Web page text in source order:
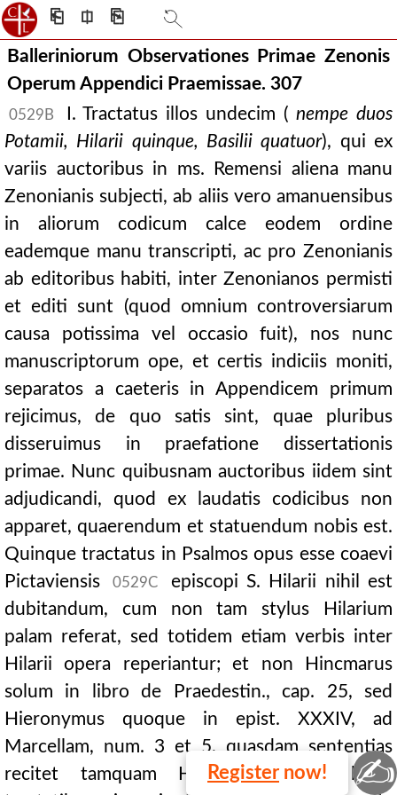
⎗ ⎅ ⎘
Balleriniorum Observationes Primae Zenonis
Operum Appendici Praemissae. 307
0529B I. Tractatus illos undecim (nempe duos
Potamii, Hilarii quinque, Basilii quatuor), qui ex
variis auctoribus in ms. Remensi aliena manu
Zenonianis subjecti, ab aliis vero amanuensibus
in aliorum codicum calce eodem ordine
eademque manu transcripti, ac pro Zenonianis
ab editoribus habiti, inter Zenonianos permisti
et editi sunt (quod omnium controversiarum
causa potissima vel occasio fuit), nos nunc
manuscriptorum ope, et certis indiciis moniti,
separatos a caeteris in Appendicem primum
rejicimus, de quo satis sint, quae pluribus
disseruimus in praefatione dissertationis
primae. Nunc quibusnam auctoribus iidem sint
adjudicandi, quod ex laudatis codicibus non
apparet, quaerendum et statuendum nobis est.
Quinque tractatus in Psalmos opus esse coaevi
Pictaviensis
0529C
episcopi S. Hilarii nihil est
dubitandum, cum non tam stylus Hilarium
palam referat, sed totidem etiam verbis inter
Hilarii opera reperiantur; et non Hincmarus
solum in libro de Praedestin., cap. 25, sed
Hieronymus quoque in epist. XXXIV, ad
Marcellam, num. 3 et 5, quasdam sententias
recitet tamquam Hilarii, quae in hisce
Register now! ✍